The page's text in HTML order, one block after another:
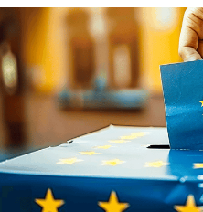
Kliknij, aby powiększyć